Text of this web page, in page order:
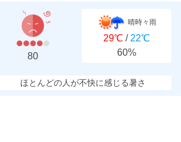
80
晴時々雨
29℃ / 22℃
60%
ほとんどの人が不快に感じる暑さ